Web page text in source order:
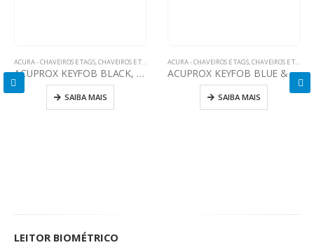
ACURA - CHAVEIROS E TAGS,CHAVEIROS E TAGS
ACUPROX KEYFOB BLACK, RED & YELLOW
SAIBA MAIS
ACURA - CHAVEIROS E TAGS,CHAVEIROS E TAGS
ACUPROX KEYFOB BLUE & GREEN
SAIBA MAIS
LEITOR BIOMÉTRICO